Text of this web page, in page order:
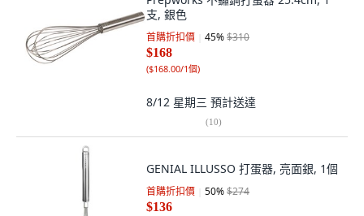
支, 銀色
首購折扣價 45%$310
$168
($168.00/1個)
8/12 星期三 預計送達
(10)
GENIAL ILLUSSO 打蛋器, 亮面銀, 1個
首購折扣價 50%$274
$136